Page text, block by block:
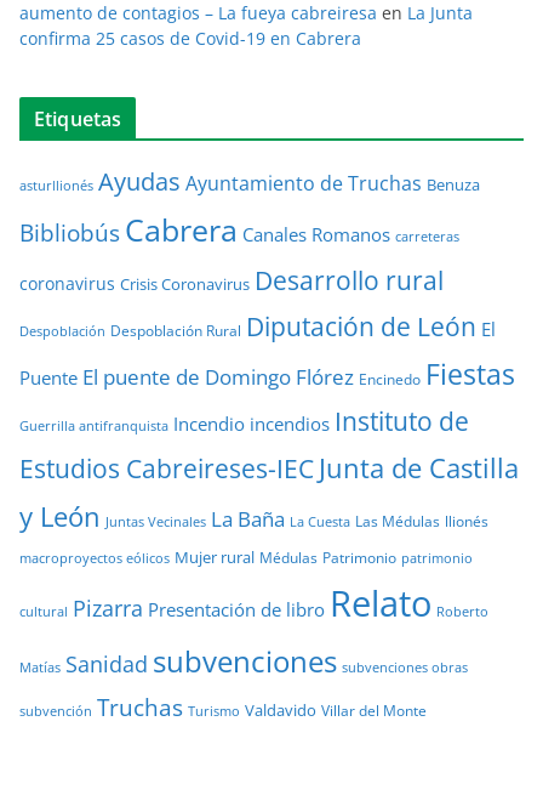
aumento de contagios – La fueya cabreiresa en La Junta
confirma 25 casos de Covid-19 en Cabrera
Etiquetas
asturllionés Ayudas Ayuntamiento de Truchas Benuza
BibliobúsCabrera Canales Romanos carreteras
coronavirus Crisis Coronavirus Desarrollo rural
Despoblación Despoblación Rural Diputación de León El
Puente El puente de Domingo Flórez Encinedo Fiestas
Guerrilla antifranquista Incendio incendios Instituto de
Estudios Cabreireses-IEC Junta de Castilla
y León Juntas Vecinales La Baña La Cuesta Las Médulas llionés
macroproyectos eólicos Mujer rural Médulas Patrimonio patrimonio
cultural Pizarra Presentación de libro Relato Roberto
Matías Sanidad subvenciones subvenciones obras
subvención Truchas Turismo Valdavido Villar del Monte